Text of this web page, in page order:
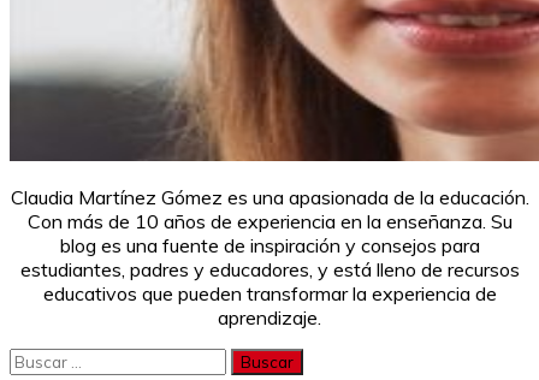
Claudia Martínez Gómez es una apasionada de la educación.
Con más de 10 años de experiencia en la enseñanza. Su
blog es una fuente de inspiración y consejos para
estudiantes, padres y educadores, y está lleno de recursos
educativos que pueden transformar la experiencia de
aprendizaje.
Buscar: